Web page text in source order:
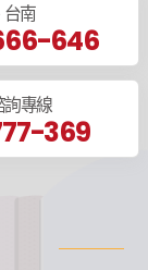
台南
646
詢專線
369